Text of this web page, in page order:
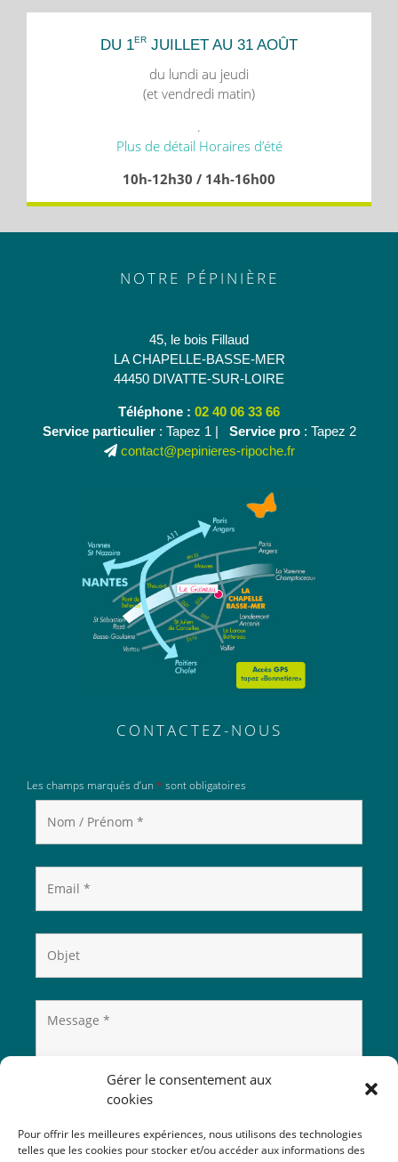
Gérer le consentement aux
cookies
Pour offrir les meilleures expériences, nous utilisons des technologies
telles que les cookies pour stocker et/ou accéder aux informations des
DU 1ER JUILLET AU 31 AOÛT
du lundi au jeudi
(et vendredi matin)
.
Plus de détail Horaires d’été
10h-12h30 / 14h-16h00
NOTRE PÉPINIÈRE
45, le bois Fillaud
LA CHAPELLE-BASSE-MER
44450 DIVATTE-SUR-LOIRE
Téléphone : 02 40 06 33 66
Service particulier: Tapez 1 | Service pro: Tapez 2
contact@pepinieres-ripoche.fr
CONTACTEZ-NOUS
Les champs marqués d’un * sont obligatoires